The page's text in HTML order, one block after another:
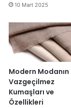
10 Mart 2025
Modern Modanın
Vazgeçilmez
Kumaşları ve
Özellikleri